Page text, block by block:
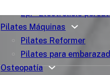
Epi – Electrólisis
Pilates Máquinas
Pilates Reformer
Pilates para
Osteopatía